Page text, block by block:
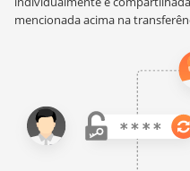
mencionada acima na